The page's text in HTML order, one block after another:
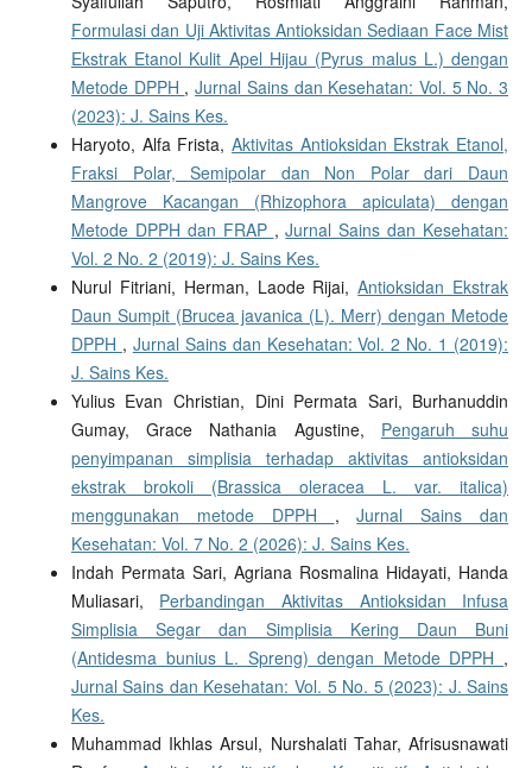
Formulasi dan Uji Aktivitas Antioksidan Sediaan Face Mist
Ekstrak Etanol Kulit Apel Hijau (Pyrus malus L.) dengan
Metode DPPH ,Jurnal Sains dan Kesehatan: Vol. 5 No. 3
(2023): J. Sains Kes.
Haryoto, Alfa Frista, Aktivitas Antioksidan Ekstrak Etanol,
Fraksi Polar, Semipolar dan Non Polar dari Daun
Mangrove Kacangan (Rhizophora apiculata) dengan
Metode DPPH dan FRAP ,Jurnal Sains dan Kesehatan:
Vol. 2 No. 2 (2019): J. Sains Kes.
Nurul Fitriani, Herman, Laode Rijai,Antioksidan Ekstrak
Daun Sumpit (Brucea javanica (L). Merr) dengan Metode
DPPH , Jurnal Sains dan Kesehatan: Vol. 2 No. 1 (2019):
J. Sains Kes.
Yulius Evan Christian, Dini Permata Sari, Burhanuddin
Gumay, Grace Nathania Agustine, Pengaruh suhu
penyimpanan simplisia terhadap aktivitas antioksidan
ekstrak brokoli (Brassica oleracea L. var. italica)
menggunakan metode DPPH ,Jurnal Sains dan
Kesehatan: Vol. 7 No. 2 (2026): J. Sains Kes.
Indah Permata Sari, Agriana Rosmalina Hidayati, Handa
Muliasari, Perbandingan Aktivitas Antioksidan Infusa
Simplisia Segar dan Simplisia Kering Daun Buni
(Antidesma bunius L. Spreng) dengan Metode DPPH ,
Jurnal Sains dan Kesehatan: Vol. 5 No. 5 (2023): J. Sains
Kes.
Muhammad Ikhlas Arsul, Nurshalati Tahar, Afrisusnawati